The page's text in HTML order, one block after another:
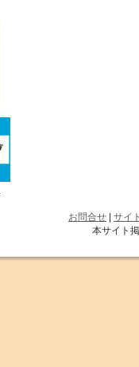
お問合せ
サイ
本サイト